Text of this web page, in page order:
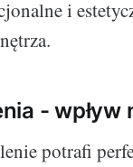
i
-
potrafi